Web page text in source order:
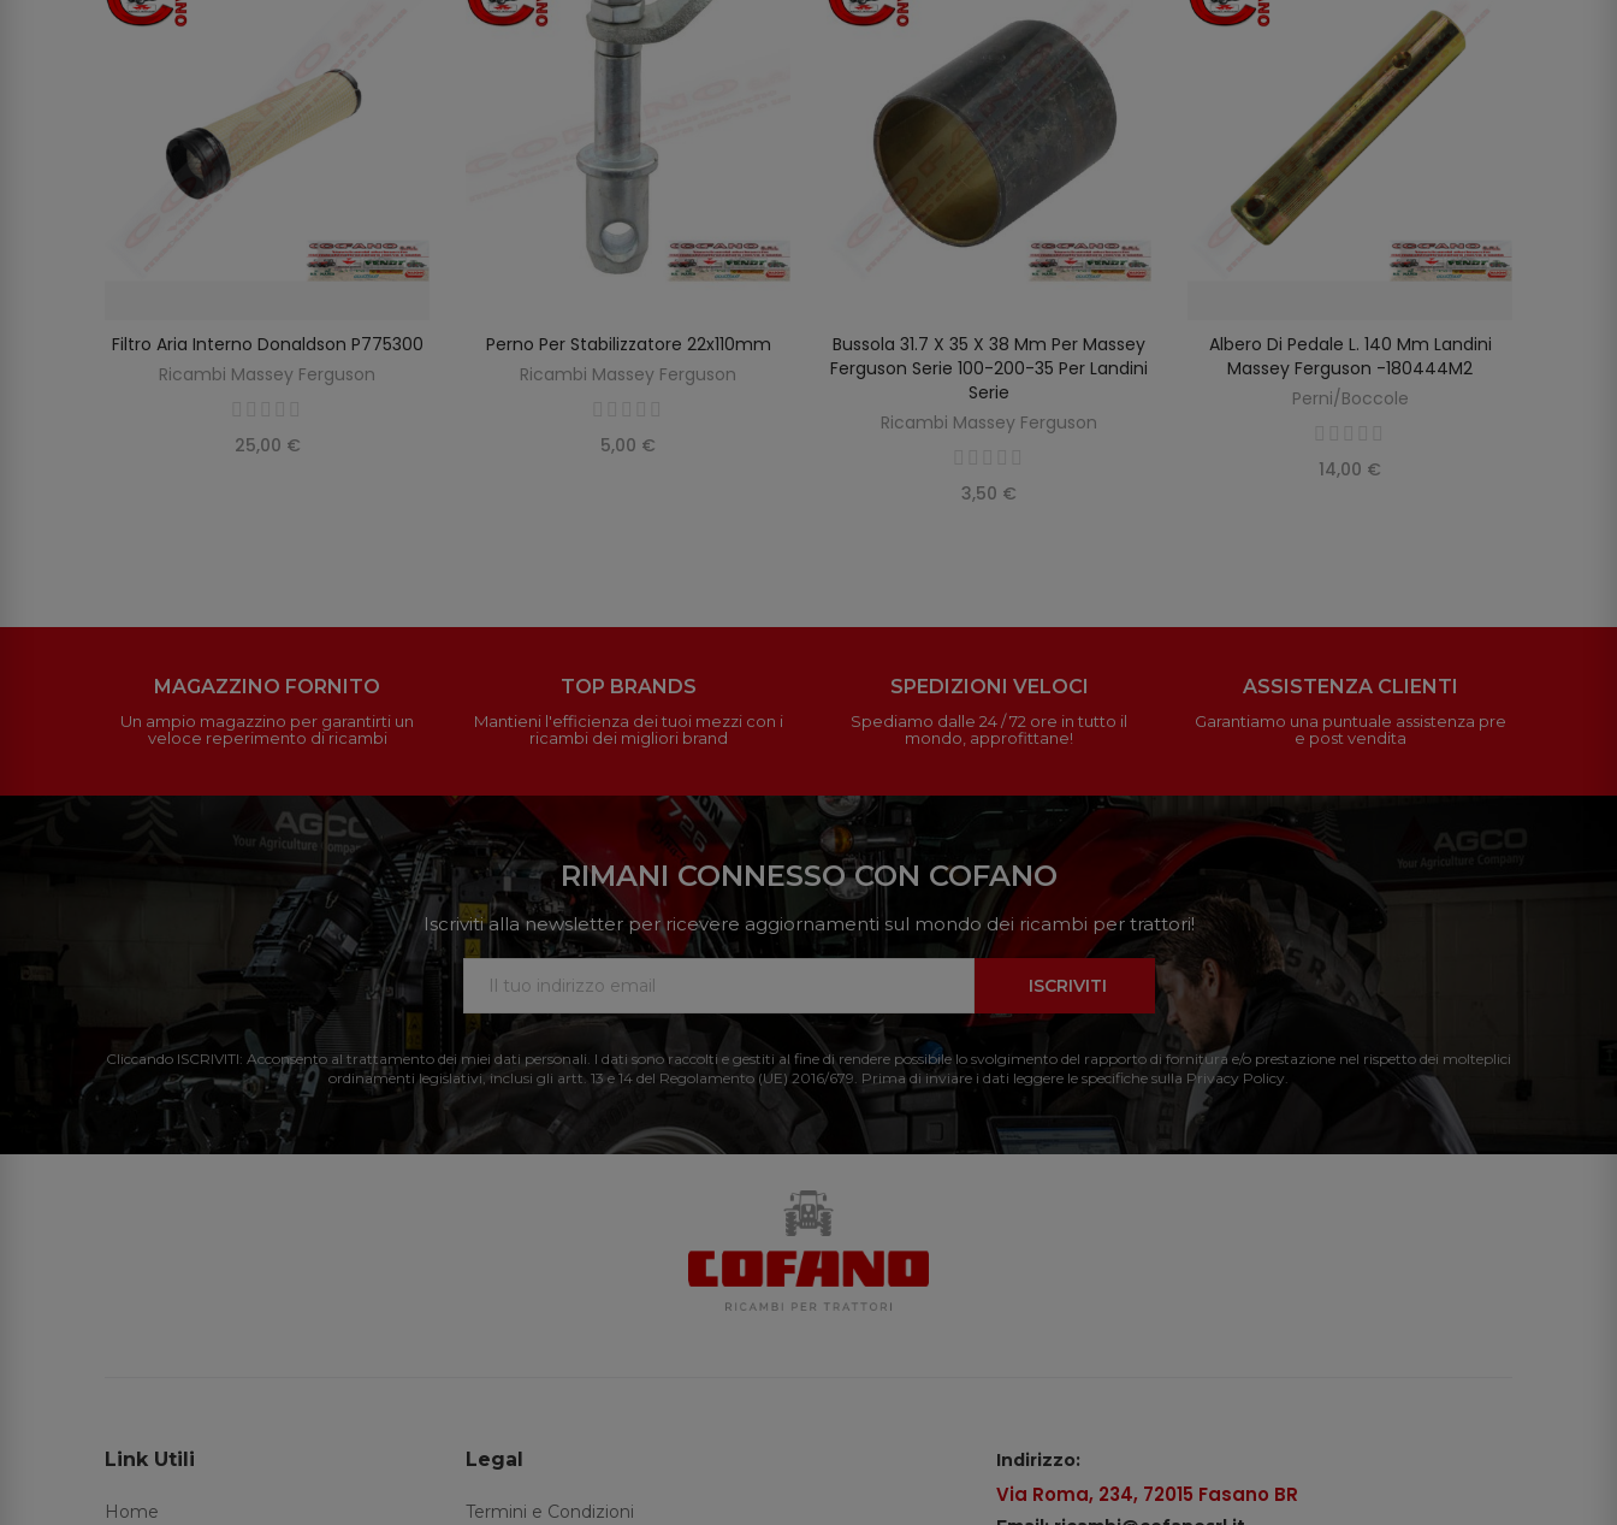
AGGIUNGI AL CARRELLO
Filtro Aria Interno Donaldson P775300
Ricambi Massey Ferguson
25,00 €
AGGIUNGI AL CARRELLO
Perno Per Stabilizzatore 22x110mm
Ricambi Massey Ferguson
5,00 €
AGGIUNGI AL CARRELLO
Bussola 31.7 X 35 X 38 Mm Per Massey
Ferguson Serie 100-200-35 Per Landini
Serie
Ricambi Massey Ferguson
3,50 €
AGGIUNGI AL CARRELLO
Albero Di Pedale L. 140 Mm Landini
Massey Ferguson -180444M2
Perni/Boccole
14,00 €
MAGAZZINO FORNITO
Un ampio magazzino per garantirti un
veloce reperimento di ricambi
TOP BRANDS
Mantieni l'efficienza dei tuoi mezzi con i
ricambi dei migliori brand
SPEDIZIONI VELOCI
Spediamo dalle 24 / 72 ore in tutto il
mondo, approfittane!
ASSISTENZA CLIENTI
Garantiamo una puntuale assistenza pre
e post vendita
RIMANI CONNESSO CON COFANO
Iscriviti alla newsletter per ricevere aggiornamenti sul mondo dei ricambi per trattori!
ISCRIVITI
Cliccando ISCRIVITI: Acconsento al trattamento dei miei dati personali. I dati sono raccolti e gestiti al fine di rendere possibile lo svolgimento del rapporto di fornitura e/o prestazione nel rispetto dei molteplici
ordinamenti legislativi, inclusi gli artt. 13 e 14 del Regolamento (UE) 2016/679. Prima di inviare i dati leggere le specifiche sulla Privacy Policy.
Link Utili
Home
Legal
Termini e Condizioni
Indirizzo:
Via Roma, 234, 72015 Fasano BR